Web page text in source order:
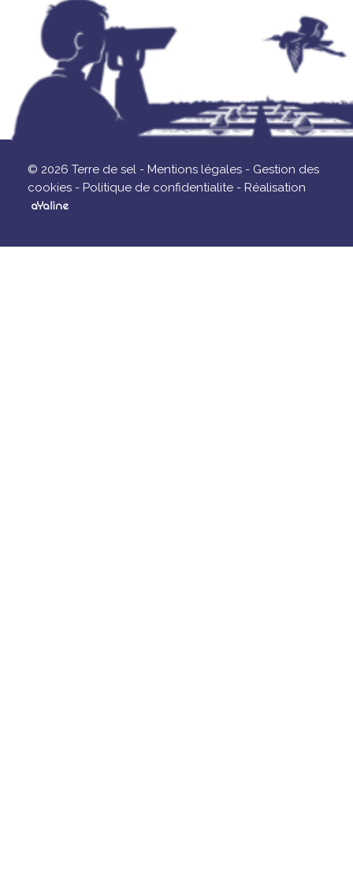
© 2026 Terre de sel - Mentions légales - Gestion des
cookies - Politique de confidentialite - Réalisation